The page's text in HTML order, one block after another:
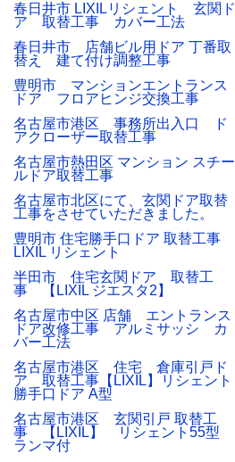
春日井市 LIXILリシェント 玄関ド
ア 取替工事 カバー工法
春日井市 店舗ビル用ドア 丁番取
替え 建て付け調整工事
豊明市 マンションエントランス
ドア フロアヒンジ交換工事
名古屋市港区 事務所出入口 ド
アクローザー取替工事
名古屋市熱田区 マンション スチー
ルドア取替工事
名古屋市北区にて、玄関ドア取替
工事をさせていただきました。
豊明市 住宅勝手口ドア 取替工事
LIXIL リシェント
半田市 住宅玄関ドア 取替工
事 【LIXIL ジエスタ2】
名古屋市中区 店舗 エントランス
ドア改修工事 アルミサッシ カ
バー工法
名古屋市港区 住宅 倉庫引戸ド
ア 取替工事【LIXIL】リシェント
勝手口ドア A型
名古屋市港区 玄関引戸 取替工
事 【LIXIL】 リシェント55型
ランマ付